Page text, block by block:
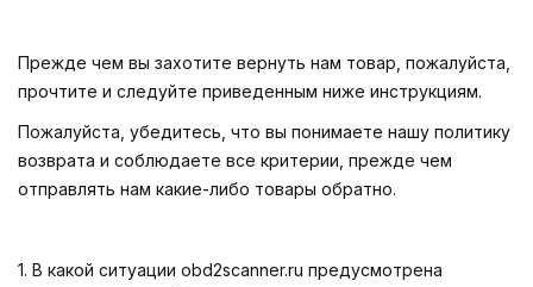
Прежде чем вы захотите вернуть нам товар, пожалуйста,
прочтите и следуйте приведенным ниже инструкциям.
Пожалуйста, убедитесь, что вы понимаете нашу политику
возврата и соблюдаете все критерии, прежде чем
отправлять нам какие-либо товары обратно.
1. В какой ситуации obd2scanner.ru предусмотрена